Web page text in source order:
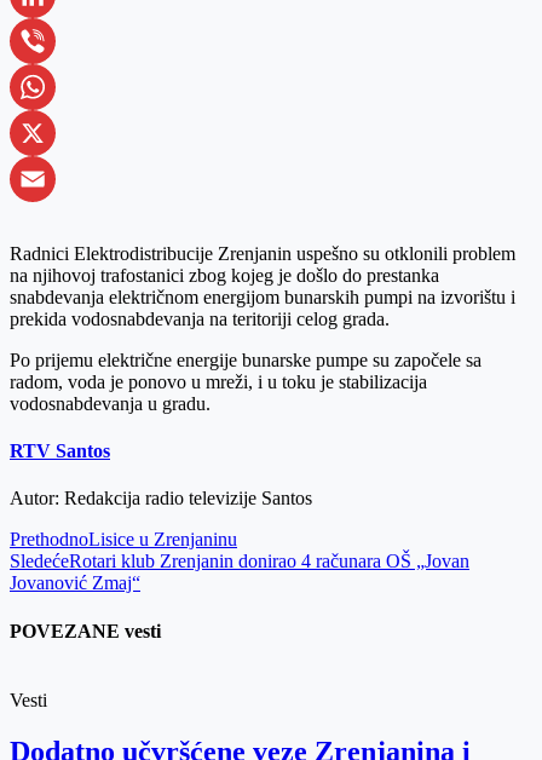
LinkedIn
Viber
WhatsApp
X
Radnici Elektrodistribucije Zrenjanin uspešno su otklonili problem
na njihovoj trafostanici zbog kojeg je došlo do prestanka
snabdevanja električnom energijom bunarskih pumpi na izvorištu i
prekida vodosnabdevanja na teritoriji celog grada.
Po prijemu električne energije bunarske pumpe su započele sa
radom, voda je ponovo u mreži, i u toku je stabilizacija
vodosnabdevanja u gradu.
RTV Santos
Autor: Redakcija radio televizije Santos
PrethodnoLisice u Zrenjaninu
SledećeRotari klub Zrenjanin donirao 4 računara OŠ „Jovan
Jovanović Zmaj“
POVEZANE vesti
Vesti
Dodatno učvršćene veze Zrenjanina i